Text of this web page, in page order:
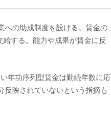
への助成制度を設ける。賃金の
する。能力や成果が賃金に反
年功序列型賃金は勤続年数に応
反映されていないという指摘も